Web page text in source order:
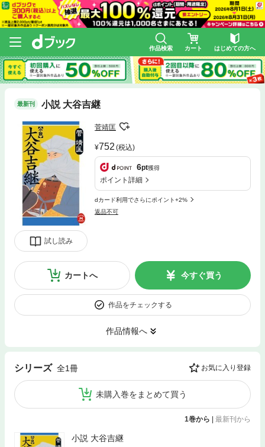
作品検索 カート はじめての方へ
最新刊 小説 大谷吉継
試し読み
菅靖匡
752 (税込)
6pt獲得
ポイント詳細
dカード利用でさらにポイント+2%
返品不可
カートへ 今すぐ買う
作品をチェックする
作品情報へ
シリーズ 全1冊 お気に入り登録
未購入巻をまとめて買う
1巻から | 最新刊から
小説 大谷吉継